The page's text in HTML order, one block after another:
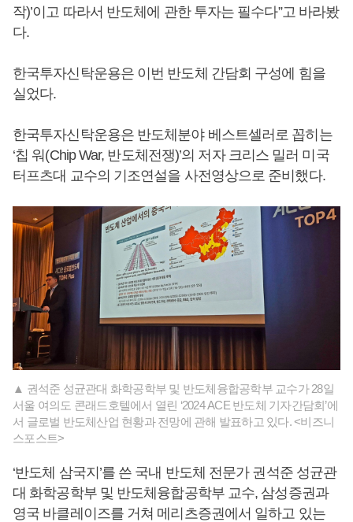
작)’이고 따라서 반도체에 관한 투자는 필수다”고 바라봤
다.
한국투자신탁운용은 이번 반도체 간담회 구성에 힘을
실었다.
한국투자신탁운용은 반도체분야 베스트셀러로 꼽히는
‘칩 워(Chip War, 반도체전쟁)’의 저자 크리스 밀러 미국
터프츠대 교수의 기조연설을 사전영상으로 준비했다.
▲ 권석준 성균관대 화학공학부 및 반도체융합공학부 교수가 28일
서울 여의도 콘래드호텔에서 열린 ‘2024 ACE 반도체 기자간담회’에
서 글로벌 반도체산업 현황과 전망에 관해 발표하고 있다. <비즈니
스포스트>
‘반도체 삼국지’를 쓴 국내 반도체 전문가 권석준 성균관
대 화학공학부 및 반도체융합공학부 교수, 삼성증권과
영국 바클레이즈를 거쳐 메리츠증권에서 일하고 있는